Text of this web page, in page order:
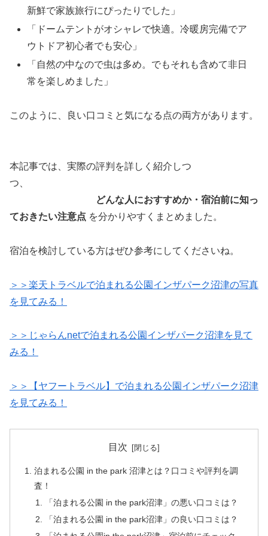
新鮮で家族旅行にぴったりでした」
「ドームテントがオシャレで快適。冷暖房完備でア
ウトドア初心者でも安心」
「自然の中なので虫は多め。でもそれも含めて非日
常を楽しめました」
このように、良い口コミと気になる点の両方があります。
本記事では、実際の評判を詳しく紹介しつ
つ、
どんな人におすすめか・宿泊前に知っ
ておきたい注意点 を分かりやすくまとめました。
宿泊を検討している方はぜひ参考にしてくださいね。
＞＞楽天トラベルで泊まれる公園インザパーク沼津の写真
を見てみる！
＞＞じゃらんnetで泊まれる公園インザパーク沼津を見て
みる！
＞＞【ヤフートラベル】で泊まれる公園インザパーク沼津
を見てみる！
目次
泊まれる公園 in the park 沼津とは？口コミや評判を調
査！
「泊まれる公園 in the park沼津」の悪い口コミは？
「泊まれる公園 in the park沼津」の良い口コミは？